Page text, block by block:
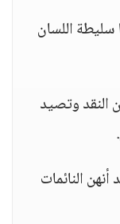
اللسان
النقد وتصيد
النائمات